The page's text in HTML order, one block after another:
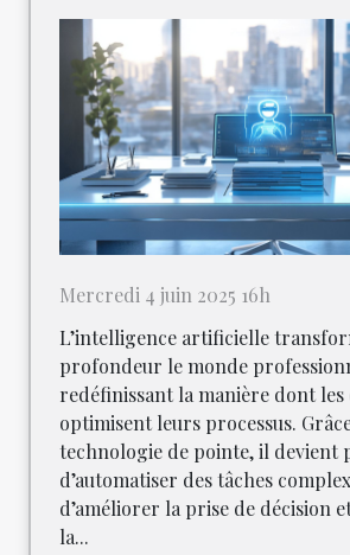
Mercredi 4 juin 2025 16h
L’intelligence artificielle
profondeur le monde
redéfinissant la manière dont
optimisent leurs processus.
technologie de pointe, il devient
d’automatiser des tâches
d’améliorer la prise de décision
la...